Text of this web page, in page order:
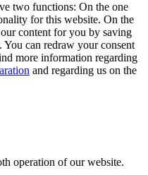
two functions: On the one
for this website. On the
content for you by saving
You can redraw your consent
more information regarding
and regarding us on the
operation of our website.